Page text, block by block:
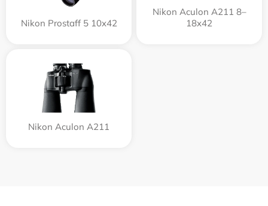
Nikon Prostaff 5 10x42
Nikon Aculon A211 8–
18x42
Nikon Aculon A211